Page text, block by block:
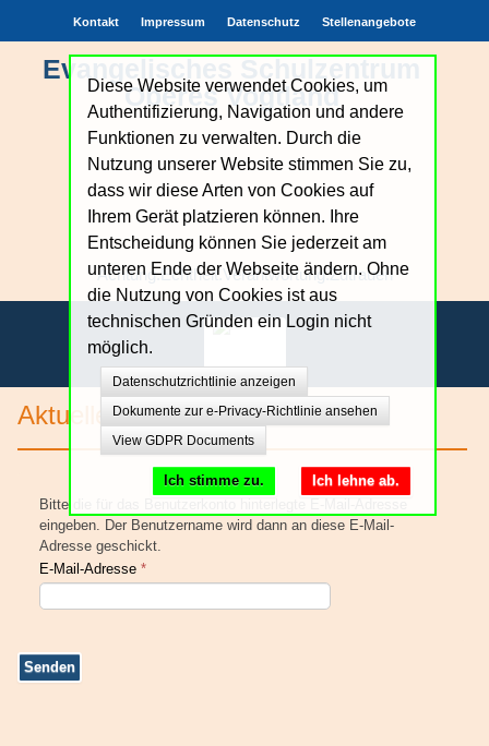
Evangelisches Schulzentrum
Oberes Vogtland
Achtung.Echtheit.Verantwortung.Zutrauen
Kontakt Impressum Datenschutz Stellenangebote
Unsere Schule
Bildungsangebote
Schulgemeinschaft
Schulorganisation
Aktuelles
Bitte die für das Benutzerkonto hinterlegte E-Mail-Adresse
eingeben. Der Benutzername wird dann an diese E-Mail-
Adresse geschickt.
E-Mail-Adresse*
Senden
Diese Website verwendet Cookies, um
Authentifizierung, Navigation und andere
Funktionen zu verwalten. Durch die
Nutzung unserer Website stimmen Sie zu,
dass wir diese Arten von Cookies auf
Ihrem Gerät platzieren können. Ihre
Entscheidung können Sie jederzeit am
unteren Ende der Webseite ändern. Ohne
die Nutzung von Cookies ist aus
technischen Gründen ein Login nicht
möglich.
Datenschutzrichtlinie anzeigen
Dokumente zur e-Privacy-Richtlinie ansehen
View GDPR Documents
Ich lehne ab.
Ich stimme zu.